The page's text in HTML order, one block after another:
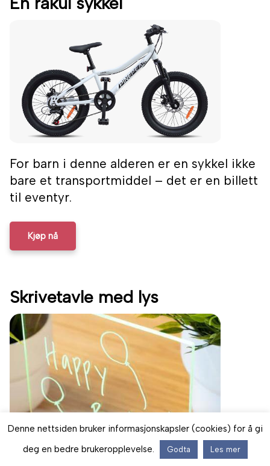
For barn i denne alderen er en sykkel ikke
bare et transportmiddel – det er en billett
til eventyr.
Kjøp nå
Skrivetavle med lys
Denne nettsiden bruker informasjonskapsler (cookies) for å gi
deg en bedre brukeropplevelse.
Godta Les mer